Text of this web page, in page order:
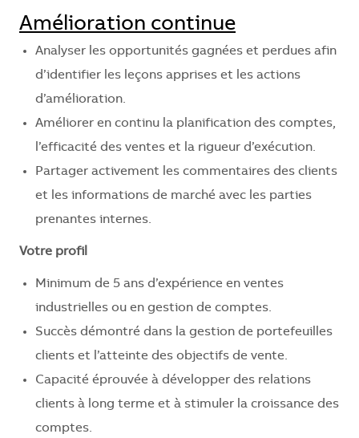
Amélioration continue
Analyser les opportunités gagnées et perdues afin
d’identifier les leçons apprises et les actions
d’amélioration.
Améliorer en continu la planification des comptes,
l’efficacité des ventes et la rigueur d’exécution.
Partager activement les commentaires des clients
et les informations de marché avec les parties
prenantes internes.
Votre profil
Minimum de 5 ans d’expérience en ventes
industrielles ou en gestion de comptes.
Succès démontré dans la gestion de portefeuilles
clients et l’atteinte des objectifs de vente.
Capacité éprouvée à développer des relations
clients à long terme et à stimuler la croissance des
comptes.